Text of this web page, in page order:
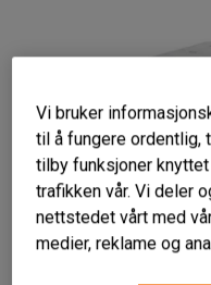
Vi bruker
til å fungere ordentlig,
tilby funksjoner
trafikken vår. Vi deler
nettstedet vårt med
medier, reklame og